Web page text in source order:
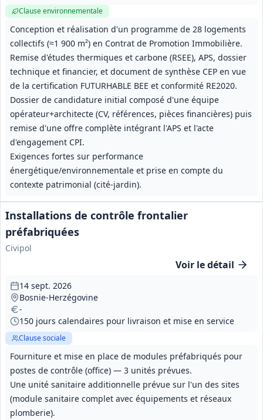
Conception et réalisation d'un programme de 28 logements
collectifs (≈1 900 m²) en Contrat de Promotion Immobilière.
Remise d'études thermiques et carbone (RSEE), APS, dossier
technique et financier, et document de synthèse CEP en vue
de la certification FUTURHABLE BEE et conformité RE2020.
Dossier de candidature initial composé d'une équipe
opérateur+architecte (CV, références, pièces financières) puis
remise d'une offre complète intégrant l'APS et l'acte
d'engagement CPI.
Exigences fortes sur performance
énergétique/environnementale et prise en compte du
contexte patrimonial (cité-jardin).
Clause environnementale
Installations de contrôle frontalier
préfabriquées
Civipol
Voir le détail
Fourniture et mise en place de modules préfabriqués pour
postes de contrôle (office) — 3 unités prévues.
Une unité sanitaire additionnelle prévue sur l'un des sites
(module sanitaire complet avec équipements et réseaux
plomberie).
14 sept. 2026
Bosnie-Herzégovine
-
150 jours calendaires pour livraison et mise en service
Clause sociale